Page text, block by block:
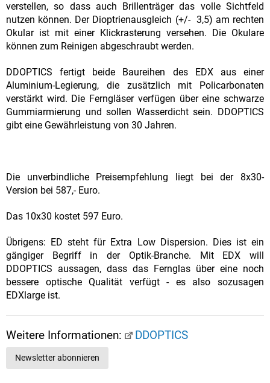
verstellen, so dass auch Brillenträger das volle Sichtfeld
nutzen können. Der Dioptrienausgleich (+/- 3,5) am rechten
Okular ist mit einer Klickrasterung versehen. Die Okulare
können zum Reinigen abgeschraubt werden.
DDOPTICS fertigt beide Baureihen des EDX aus einer
Aluminium-Legierung, die zusätzlich mit Policarbonaten
verstärkt wird. Die Ferngläser verfügen über eine schwarze
Gummiarmierung und sollen Wasserdicht sein. DDOPTICS
gibt eine Gewährleistung von 30 Jahren.
Die unverbindliche Preisempfehlung liegt bei der 8x30-
Version bei 587,- Euro.
Das 10x30 kostet 597 Euro.
Übrigens: ED steht für Extra Low Dispersion. Dies ist ein
gängiger Begriff in der Optik-Branche. Mit EDX will
DDOPTICS aussagen, dass das Fernglas über eine noch
bessere optische Qualität verfügt - es also sozusagen
EDXlarge ist.
Weitere Informationen: DDOPTICS
Newsletter abonnieren